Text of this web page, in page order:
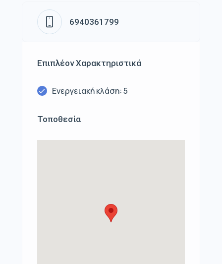
6940361799
Επιπλέον Χαρακτηριστικά
Ενεργειακή κλάση: 5
Τοποθεσία